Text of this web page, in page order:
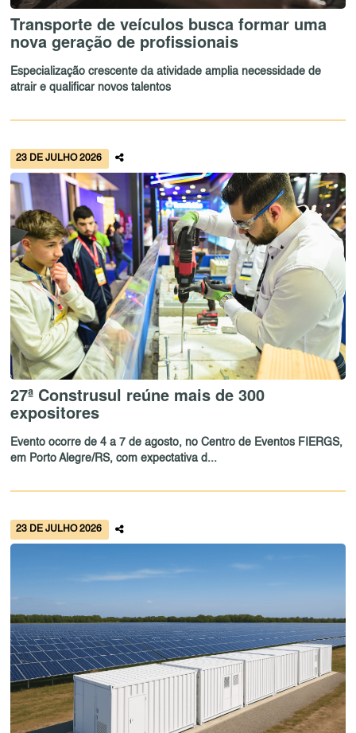
Transporte de veículos busca formar uma
nova geração de profissionais
Especialização crescente da atividade amplia necessidade de
atrair e qualificar novos talentos
23 DE JULHO 2026
27ª Construsul reúne mais de 300
expositores
Evento ocorre de 4 a 7 de agosto, no Centro de Eventos FIERGS,
em Porto Alegre/RS, com expectativa d...
23 DE JULHO 2026